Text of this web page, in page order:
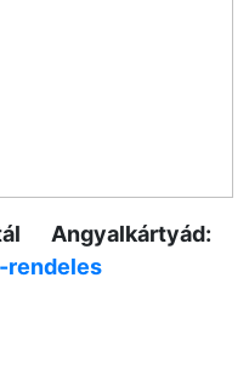
Angyalkártyád: